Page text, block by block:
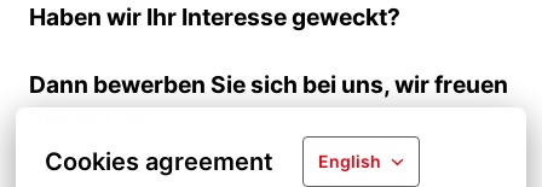
Cookies agreement English
Haben wir Ihr Interesse geweckt?
Dann bewerben Sie sich bei uns, wir freuen
uns auf Sie!